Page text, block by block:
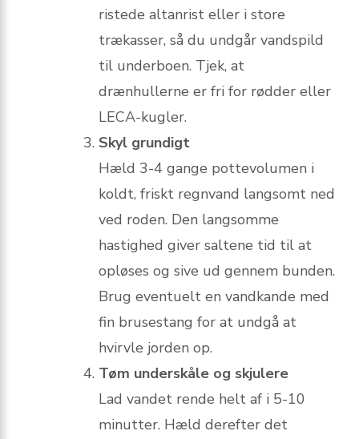
ristede altanrist eller i store
trækasser, så du undgår vandspild
til underboen. Tjek, at
drænhullerne er fri for rødder eller
LECA-kugler.
Skyl grundigt
Hæld 3-4 gange pottevolumen i
koldt, friskt regnvand langsomt ned
ved roden. Den langsomme
hastighed giver saltene tid til at
opløses og sive ud gennem bunden.
Brug eventuelt en vandkande med
fin bruse­stang for at undgå at
hvirvle jorden op.
Tøm underskåle og skjulere
Lad vandet rende helt af i 5-10
minutter. Hæld derefter det